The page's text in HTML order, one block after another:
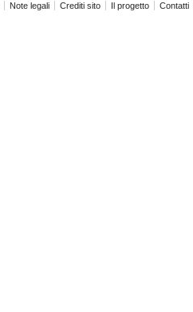
Note legali Crediti sito Il progetto Contatti